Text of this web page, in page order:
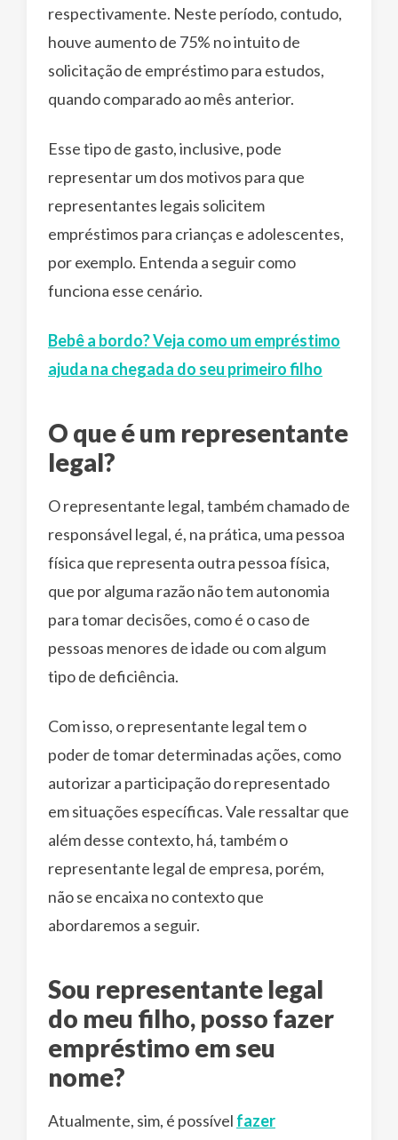
respectivamente. Neste período, contudo,
houve aumento de 75% no intuito de
solicitação de empréstimo para estudos,
quando comparado ao mês anterior.
Esse tipo de gasto, inclusive, pode
representar um dos motivos para que
representantes legais solicitem
empréstimos para crianças e adolescentes,
por exemplo. Entenda a seguir como
funciona esse cenário.
Bebê a bordo? Veja como um empréstimo
ajuda na chegada do seu primeiro filho
O que é um representante
legal?
O representante legal, também chamado de
responsável legal, é, na prática, uma pessoa
física que representa outra pessoa física,
que por alguma razão não tem autonomia
para tomar decisões, como é o caso de
pessoas menores de idade ou com algum
tipo de deficiência.
Com isso, o representante legal tem o
poder de tomar determinadas ações, como
autorizar a participação do representado
em situações específicas. Vale ressaltar que
além desse contexto, há, também o
representante legal de empresa, porém,
não se encaixa no contexto que
abordaremos a seguir.
Sou representante legal
do meu filho, posso fazer
empréstimo em seu
nome?
Atualmente, sim, é possível fazer